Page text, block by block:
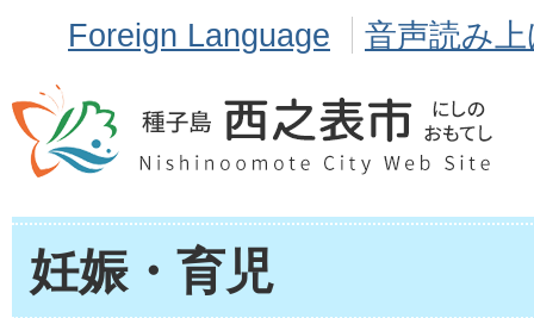
Foreign Language 音声読み
妊娠・育児